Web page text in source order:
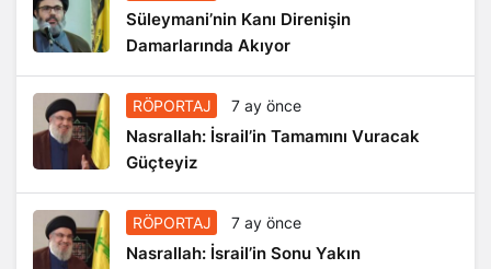
Süleymani’nin Kanı Direnişin
Damarlarında Akıyor
RÖPORTAJ 7 ay önce
Nasrallah: İsrail’in Tamamını Vuracak
Güçteyiz
RÖPORTAJ 7 ay önce
Nasrallah: İsrail’in Sonu Yakın